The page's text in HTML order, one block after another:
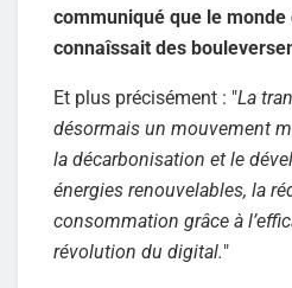
communiqué que le monde
connaîssait des
Et plus précisément : "La
désormais un mouvement
la décarbonisation et le
énergies renouvelables, la
consommation grâce à
révolution du digital."